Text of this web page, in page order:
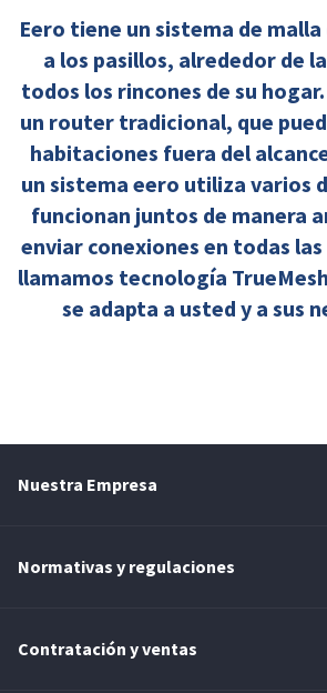
Eero tiene un sistema de
a los pasillos, alrededor de
todos los rincones de su
un router tradicional, que
habitaciones fuera del
un sistema eero utiliza varios
funcionan juntos de manera
enviar conexiones en todas
llamamos tecnología
se adapta a usted y a sus
Nuestra Empresa
Normativas y regulaciones
Contratación y ventas